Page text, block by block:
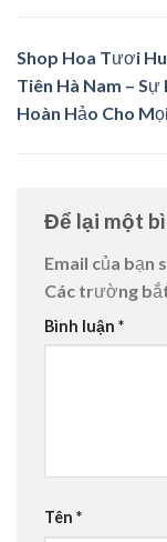
Shop Hoa Tươi
Tiên Hà Nam – Sự
Hoàn Hảo Cho
Để lại một
Email của bạn
Các trường
Bình luận *
Tên *